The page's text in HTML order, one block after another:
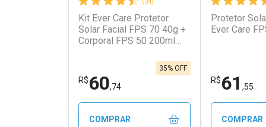
Ativar Desconto
Por R$ 18,59/cada
Por R$ 18,59/cada
Ativar
Por R$
Por R$
Kit Ever Care Protetor
Solar Facial FPS 70 40g +
Corporal FPS 50 200ml
R$60,74
35% OFF
COMPRAR
Protetor
Ever Care
R$61 ,55
COMPRAR